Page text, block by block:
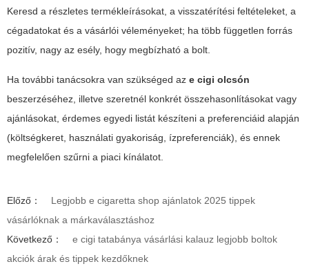
Keresd a részletes termékleírásokat, a visszatérítési feltételeket, a
cégadatokat és a vásárlói véleményeket; ha több független forrás
pozitív, nagy az esély, hogy megbízható a bolt.
Ha további tanácsokra van szükséged az e cigi olcsón
beszerzéséhez, illetve szeretnél konkrét összehasonlításokat vagy
ajánlásokat, érdemes egyedi listát készíteni a preferenciáid alapján
(költségkeret, használati gyakoriság, ízpreferenciák), és ennek
megfelelően szűrni a piaci kínálatot.
Előző：
Legjobb e cigaretta shop ajánlatok 2025 tippek
vásárlóknak a márkaválasztáshoz
Következő：
e cigi tatabánya vásárlási kalauz legjobb boltok
akciók árak és tippek kezdőknek